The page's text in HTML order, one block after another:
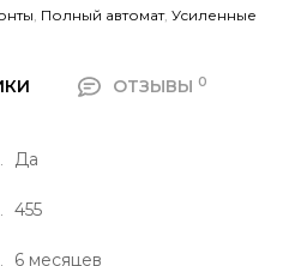
, Полный автомат, Усиленные
ОТЗЫВЫ 0
Да
455
6 месяцев